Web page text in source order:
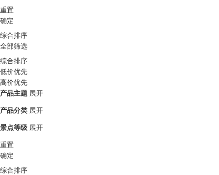
重置
确定
综合排序
全部筛选
综合排序
低价优先
高价优先
产品主题 展开
产品分类 展开
景点等级 展开
重置
确定
综合排序